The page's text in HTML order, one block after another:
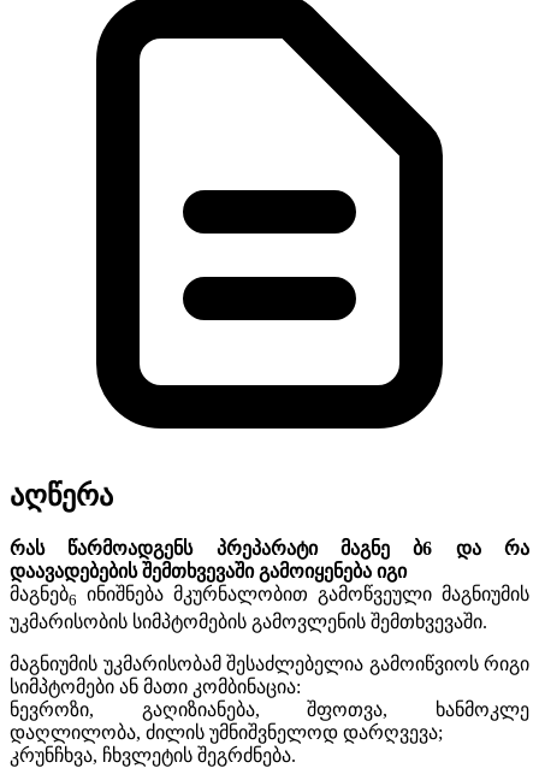
აღწერა
რას წარმოადგენს პრეპარატი მაგნე ბ6 და
რა
დაავადებების შემთხვევაში გამოიყენება იგი
მაგნებ6 ინიშნება მკურნალობით გამოწვეული მაგნიუმის
უკმარისობის სიმპტომების გამოვლენის შემთხვევაში.
მაგნიუმის უკმარისობამ შესაძლებელია გამოიწვიოს რიგი
სიმპტომები ან მათი კომბინაცია:
ნევროზი, გაღიზიანება, შფოთვა, ხანმოკლე
დაღლილობა, ძილის უმნიშვნელოდ დარღვევა;
კრუნჩხვა, ჩხვლეტის შეგრძნება.